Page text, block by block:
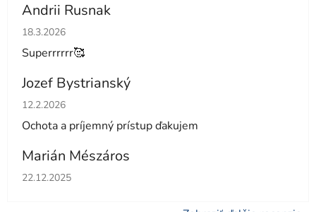
Andrii Rusnak
Hodnotenie obchodu je 5 z 5 hviezdičiek.
18.3.2026
Superrrrrr🥰
Jozef Bystrianský
Hodnotenie obchodu je 5 z 5 hviezdičiek.
12.2.2026
Ochota a príjemný prístup ďakujem
Marián Mészáros
Hodnotenie obchodu je 5 z 5 hviezdičiek.
22.12.2025